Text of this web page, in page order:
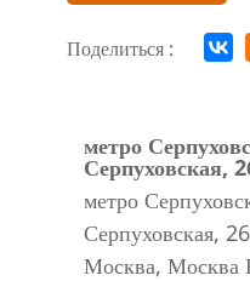
Поделиться :
метро
Серпуховская,
метро
Серпуховская, 26
Москва, Москва